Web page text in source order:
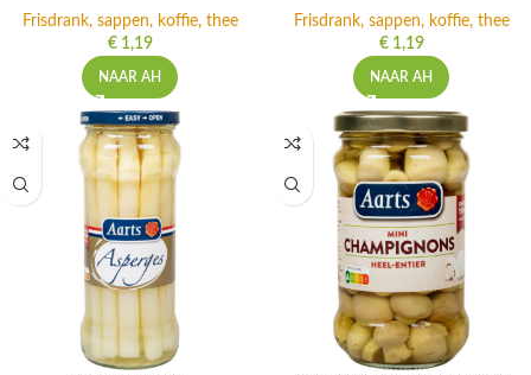
Frisdrank, sappen, koffie, thee
€1,19
NAAR AH
Frisdrank, sappen, koffie, thee
€1,19
NAAR AH